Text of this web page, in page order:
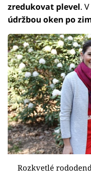
zredukovat plevel.
údržbou oken po
Rozkvetlé